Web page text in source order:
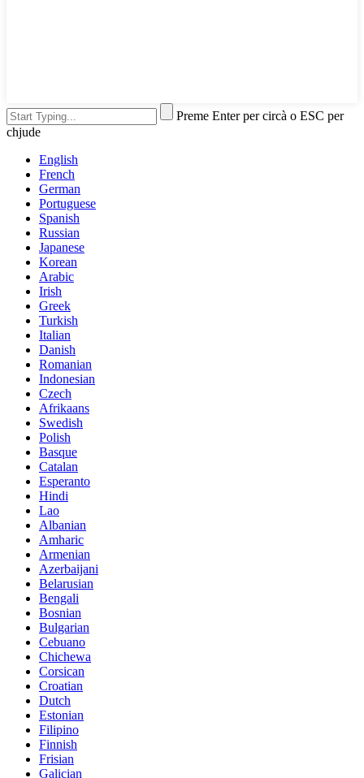
Preme Enter per circà o ESC per
chjude
English
French
German
Portuguese
Spanish
Russian
Japanese
Korean
Arabic
Irish
Greek
Turkish
Italian
Danish
Romanian
Indonesian
Czech
Afrikaans
Swedish
Polish
Basque
Catalan
Esperanto
Hindi
Lao
Albanian
Amharic
Armenian
Azerbaijani
Belarusian
Bengali
Bosnian
Bulgarian
Cebuano
Chichewa
Corsican
Croatian
Dutch
Estonian
Filipino
Finnish
Frisian
Galician